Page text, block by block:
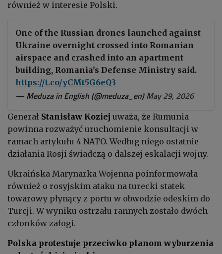
również w interesie Polski.
One of the Russian drones launched against
Ukraine overnight crossed into Romanian
airspace and crashed into an apartment
building, Romania’s Defense Ministry said.
https://t.co/yCMt5G6eQ3
— Meduza in English (@meduza_en)May 29, 2026
Generał Stanisław Koziej uważa, że Rumunia
powinna rozważyć uruchomienie konsultacji w
ramach artykułu 4 NATO. Według niego ostatnie
działania Rosji świadczą o dalszej eskalacji wojny.
Ukraińska Marynarka Wojenna poinformowała
również o rosyjskim ataku na turecki statek
towarowy płynący z portu w obwodzie odeskim do
Turcji. W wyniku ostrzału rannych zostało dwóch
członków załogi.
Polska protestuje przeciwko planom wyburzenia